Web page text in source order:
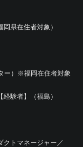
県在住者対象）
ー）※福岡在住者対象
験者】（福島）
クトマネージャー／